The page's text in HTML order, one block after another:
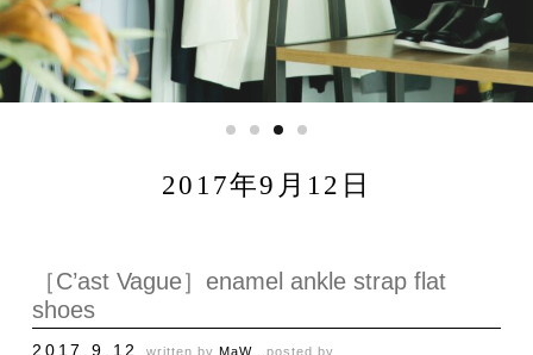
2017年9月12日
［C’ast Vague］enamel ankle strap flat
shoes
2017.9.12 written by MaW , posted by